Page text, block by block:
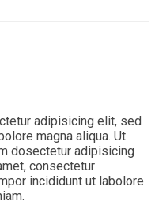
adipisicing elit, sed
magna aliqua. Ut
dosectetur adipisicing
consectetur
incididunt ut labolore